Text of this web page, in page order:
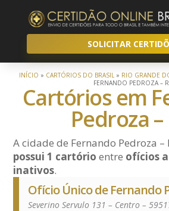
SOLICITAR
INÍCIO » CARTÓRIOS DO BRASIL » RIO GRANDE
FERNANDO PEDROZA –
Cartórios em
Pedroza –
A cidade de Fernando Pedroza
possui 1 cartório entre ofícios
inativos.
Ofício Único de Fernando
Severino Servulo 131 – Centro –